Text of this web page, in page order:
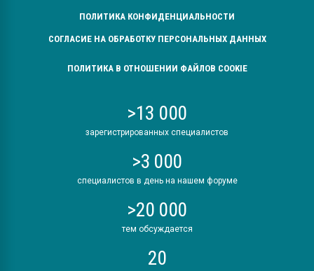
ПОЛИТИКА КОНФИДЕНЦИАЛЬНОСТИ
СОГЛАСИЕ НА ОБРАБОТКУ ПЕРСОНАЛЬНЫХ ДАННЫХ
ПОЛИТИКА В ОТНОШЕНИИ ФАЙЛОВ COOKIE
>13 000
зарегистрированных специалистов
>3 000
специалистов в день на нашем форуме
>20 000
тем обсуждается
20